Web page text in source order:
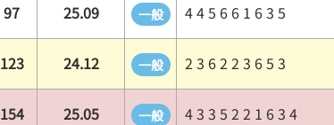
97 25.09 一般 4 4 5 6 6 1 6 3 5
123 24.12 一般 2 3 6 2 2 3 6 5 3
154 25.05 一般 4 3 3 5 2 2 1 6 3 4